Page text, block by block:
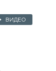
ВИДЕО